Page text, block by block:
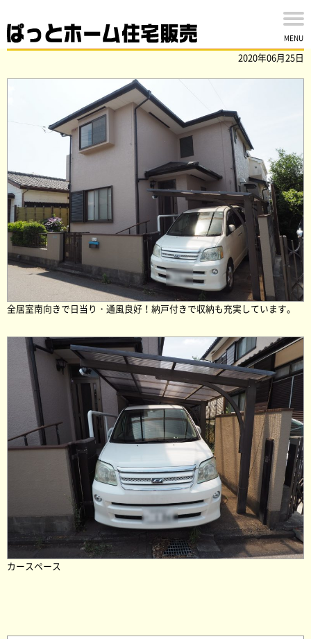
MENU
佐倉市中志津の中古戸建を買い取りました。
2020年06月25日
全居室南向きで日当り・通風良好！納戸付きで収納も充実しています。
カースペース